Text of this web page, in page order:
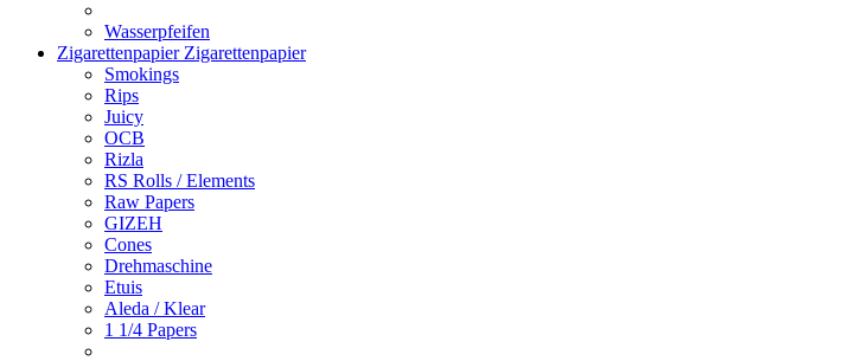
Wasserpfeifen
Zigarettenpapier Zigarettenpapier
Smokings
Rips
Juicy
OCB
Rizla
RS Rolls / Elements
Raw Papers
GIZEH
Cones
Drehmaschine
Etuis
Aleda / Klear
1 1/4 Papers